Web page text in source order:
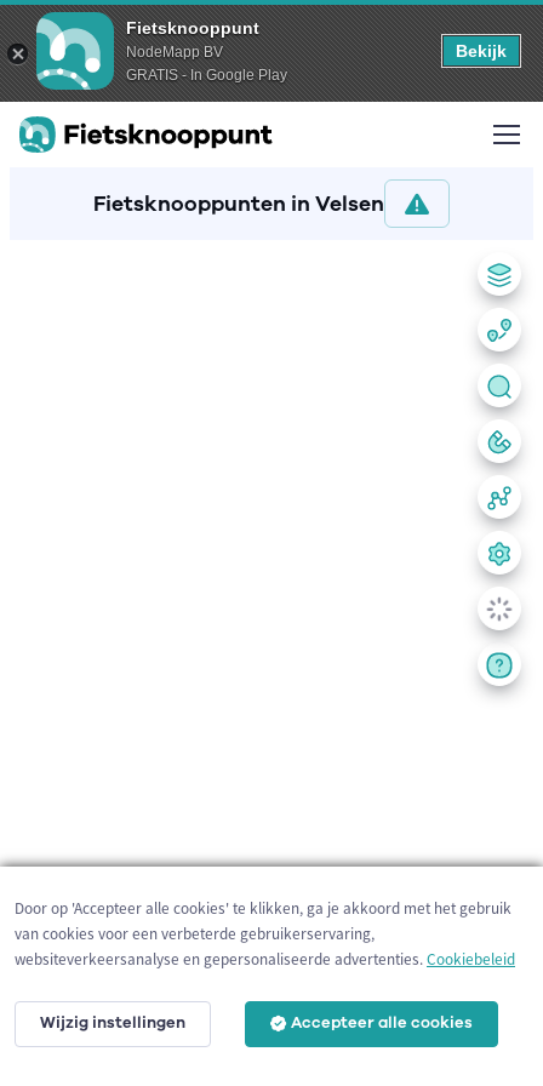
Fietsknooppunt
NodeMapp BV
GRATIS - In Google Play
Bekijk
Fietsknooppunten in Velsen
3 km
Door op 'Accepteer alle cookies' te klikken, ga je akkoord met het gebruik
van cookies voor een verbeterde gebruikerservaring,
websiteverkeersanalyse en gepersonaliseerde advertenties.Cookiebeleid
Wijzig instellingen Accepteer alle cookies